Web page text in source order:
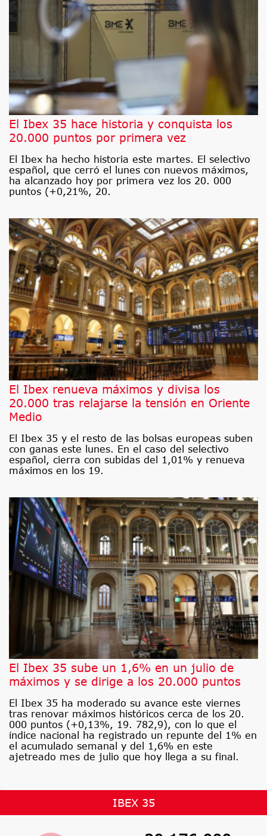
El Ibex 35 hace historia y conquista los
20.000 puntos por primera vez
El Ibex ha hecho historia este martes. El selectivo
español, que cerró el lunes con nuevos máximos,
ha alcanzado hoy por primera vez los 20. 000
puntos (+0,21%, 20.
El Ibex renueva máximos y divisa los
20.000 tras relajarse la tensión en Oriente
Medio
El Ibex 35 y el resto de las bolsas europeas suben
con ganas este lunes. En el caso del selectivo
español, cierra con subidas del 1,01% y renueva
máximos en los 19.
El Ibex 35 sube un 1,6% en un julio de
máximos y se dirige a los 20.000 puntos
El Ibex 35 ha moderado su avance este viernes
tras renovar máximos históricos cerca de los 20.
000 puntos (+0,13%, 19. 782,9), con lo que el
índice nacional ha registrado un repunte del 1% en
el acumulado semanal y del 1,6% en este
ajetreado mes de julio que hoy llega a su final.
IBEX 35